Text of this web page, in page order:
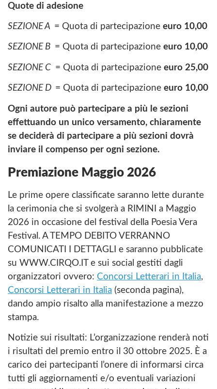
Quote di adesione
SEZIONE A = Quota di partecipazione euro 10,00
SEZIONE B = Quota di partecipazione euro 10,00
SEZIONE C = Quota di partecipazione euro 25,00
SEZIONE D = Quota di partecipazione euro 10,00
Ogni autore può partecipare a più le sezioni
effettuando un unico versamento, chiaramente
se deciderà di partecipare a più sezioni dovrà
inviare il compenso per ogni sezione.
Premiazione Maggio 2026
Le prime opere classificate saranno lette durante
la cerimonia che si svolgerà a RIMINI a Maggio
2026 in occasione del festival della Poesia Vera
Festival. A TEMPO DEBITO VERRANNO
COMUNICATI I DETTAGLI e saranno pubblicate
su WWW.CIRQO.IT e sui social gestiti dagli
organizzatori ovvero: Concorsi Letterari in Italia,
Concorsi Letterari in Italia (seconda pagina),
dando ampio risalto alla manifestazione a mezzo
stampa.
Notizie sui risultati: L’organizzazione renderà noti
i risultati del premio entro il 30 ottobre 2025. È a
carico dei partecipanti l’onere di informarsi circa
tutti gli aggiornamenti e/o eventuali variazioni